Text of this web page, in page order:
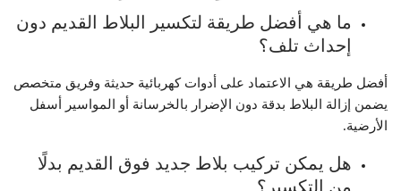
ما هي أفضل طريقة لتكسير البلاط القديم دون
إحداث تلف؟
أفضل طريقة هي الاعتماد على أدوات كهربائية حديثة وفريق متخصص
يضمن إزالة البلاط بدقة دون الإضرار بالخرسانة أو المواسير أسفل
الأرضية.
هل يمكن تركيب بلاط جديد فوق القديم بدلًا
من التكسير؟